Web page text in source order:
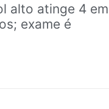
alto atinge 4 em
exame é